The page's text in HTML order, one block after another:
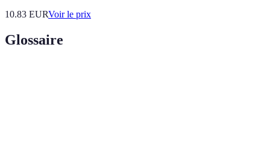
10.83 EURVoir le prix
Glossaire